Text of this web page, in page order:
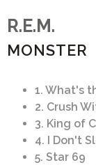
R.E.M.
MONSTER
1. What's
2. Crush
3. King of
4. I Don't
5. Star 69